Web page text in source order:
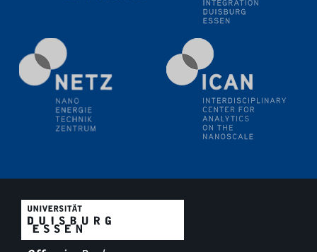
It's all about transitions - dealing sustainably and
reliably with critical metal oxides in simulations and
technologies
09.09.2025
Colloquium IMPR SusMet
It's all about transitions - dealing sustainably and
09.09.2025
Colloquium IMPR SusMet
It's all about transitions - dealing sustainably and